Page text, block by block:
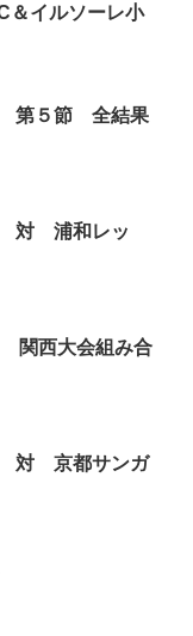
イルソーレ小
第５節 全結果
対 浦和レッ
関西大会組み合
対 京都サンガ